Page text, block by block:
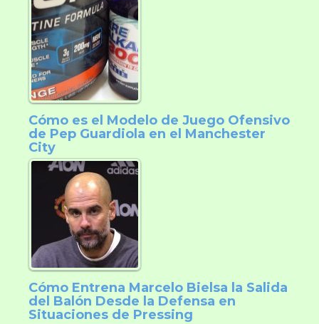
Cómo es el Modelo de Juego Ofensivo
de Pep Guardiola en el Manchester
City
Cómo Entrena Marcelo Bielsa la Salida
del Balón Desde la Defensa en
Situaciones de Pressing